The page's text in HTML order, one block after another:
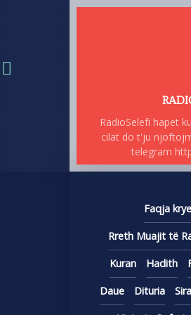
RadioSelefi hapet
cilat do t'ju
telegram
Faqja
Rreth Muajit të
Kuran Hadith
Daue Dituria Sira